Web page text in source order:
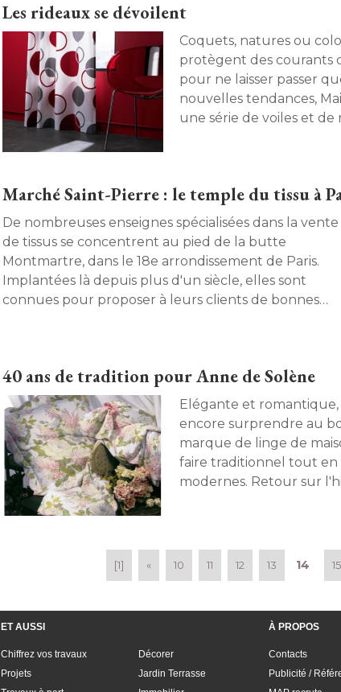
Les rideaux se dévoilent
Coquets, natures ou
protègent des courants
pour ne laisser passer
nouvelles tendances,
une série de voiles et
Marché Saint-Pierre : le temple du tissu à
De nombreuses enseignes spécialisées dans la vente
de tissus se concentrent au pied de la butte
Montmartre, dans le 18e arrondissement de Paris.
Implantées là depuis plus d'un siècle, elles sont
connues pour proposer à leurs clients de bonnes
40 ans de tradition pour Anne de Solène
Elégante et romantique,
encore surprendre au
marque de linge de
faire traditionnel tout en
modernes. Retour sur
[1] « 10 11 12 13 14 15
ET AUSSI
Chiffrez vos travaux
Projets
Décorer
Jardin Terrasse
À PROPOS
Contacts
Publicité /